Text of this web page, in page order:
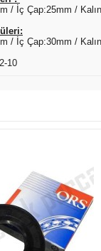
/ İç Çap:25mm /
/ İç Çap:30mm /
10